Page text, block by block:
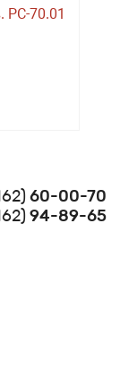
РС-70.01
60-00-70
94-89-65